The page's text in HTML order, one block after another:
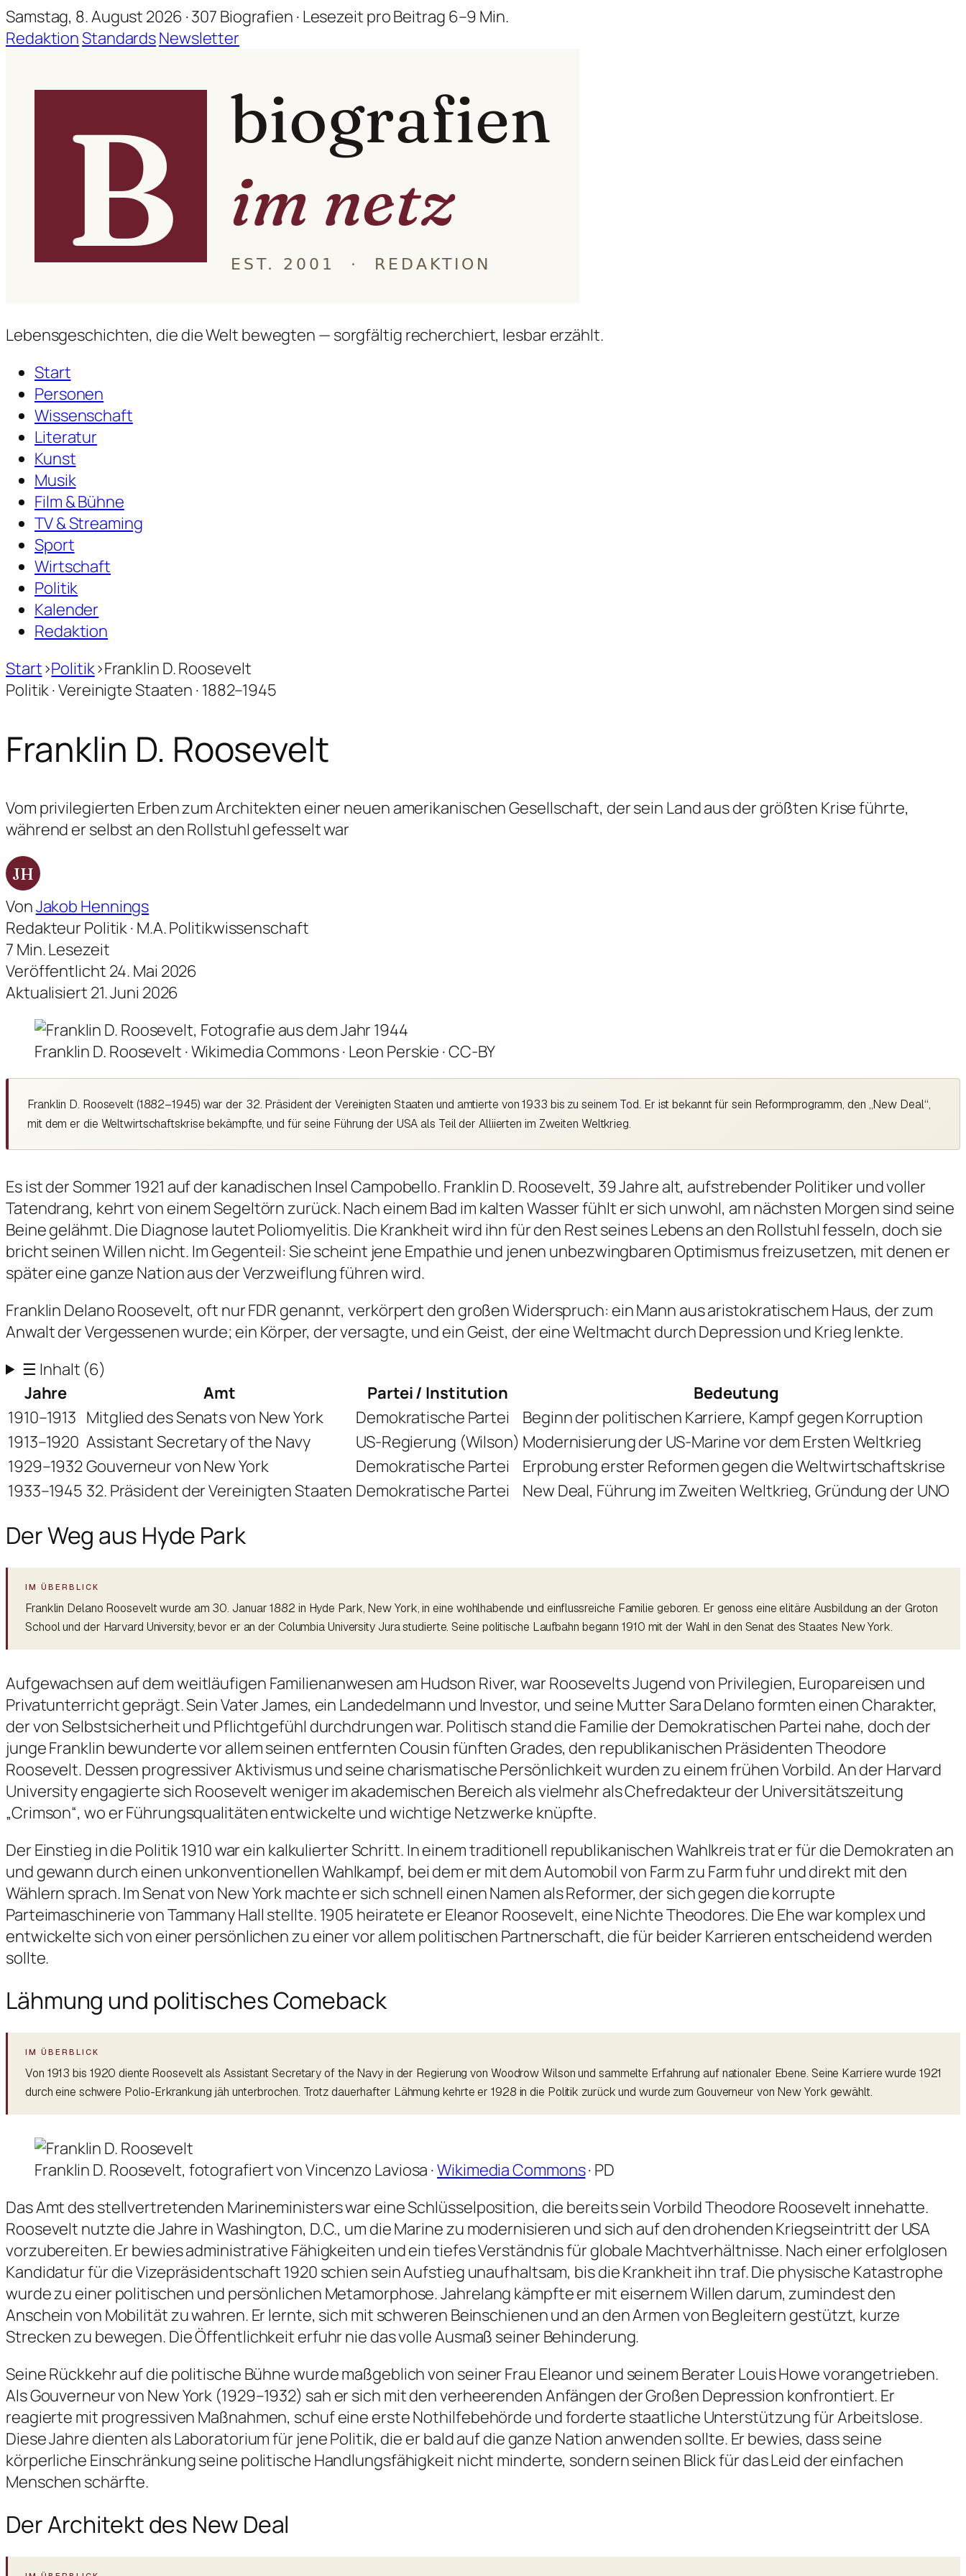
Samstag, 8. August 2026 · 307 Biografien · Lesezeit pro Beitrag 6–9 Min.
RedaktionStandardsNewsletter
Lebensgeschichten, die die Welt bewegten — sorgfältig recherchiert, lesbar erzählt.
Start
Personen
Wissenschaft
Literatur
Kunst
Musik
Film & Bühne
TV & Streaming
Sport
Wirtschaft
Politik
Kalender
Redaktion
Start›Politik›Franklin D. Roosevelt
Politik · Vereinigte Staaten · 1882–1945
Franklin D. Roosevelt
Vom privilegierten Erben zum Architekten einer neuen amerikanischen Gesellschaft, der sein Land aus der größten Krise führte,
während er selbst an den Rollstuhl gefesselt war
JH
VonJakob Hennings
Redakteur Politik · M.A. Politikwissenschaft
7 Min. Lesezeit
Veröffentlicht 24. Mai 2026
Aktualisiert 21. Juni 2026
Franklin D. Roosevelt · Wikimedia Commons · Leon Perskie · CC-BY
Franklin D. Roosevelt (1882–1945) war der 32. Präsident der Vereinigten Staaten und amtierte von 1933 bis zu seinem Tod. Er ist bekannt für sein Reformprogramm, den „New Deal“,
mit dem er die Weltwirtschaftskrise bekämpfte, und für seine Führung der USA als Teil der Alliierten im Zweiten Weltkrieg.
Es ist der Sommer 1921 auf der kanadischen Insel Campobello. Franklin D. Roosevelt, 39 Jahre alt, aufstrebender Politiker und voller
Tatendrang, kehrt von einem Segeltörn zurück. Nach einem Bad im kalten Wasser fühlt er sich unwohl, am nächsten Morgen sind seine
Beine gelähmt. Die Diagnose lautet Poliomyelitis. Die Krankheit wird ihn für den Rest seines Lebens an den Rollstuhl fesseln, doch sie
bricht seinen Willen nicht. Im Gegenteil: Sie scheint jene Empathie und jenen unbezwingbaren Optimismus freizusetzen, mit denen er
später eine ganze Nation aus der Verzweiflung führen wird.
Franklin Delano Roosevelt, oft nur FDR genannt, verkörpert den großen Widerspruch: ein Mann aus aristokratischem Haus, der zum
Anwalt der Vergessenen wurde; ein Körper, der versagte, und ein Geist, der eine Weltmacht durch Depression und Krieg lenkte.
☰ Inhalt (6)
Jahre
Amt Partei / Institution
Bedeutung
1910–1913 Mitglied des Senats von New York Demokratische Partei
Beginn der politischen Karriere, Kampf gegen Korruption
1913–1920 Assistant Secretary of the Navy US-Regierung (Wilson) Modernisierung der US-Marine vor dem Ersten Weltkrieg
1929–1932Gouverneur von New York Demokratische Partei
Erprobung erster Reformen gegen die Weltwirtschaftskrise
1933–1945 32. Präsident der Vereinigten Staaten Demokratische Partei New Deal, Führung im Zweiten Weltkrieg, Gründung der UNO
Der Weg aus Hyde Park
Franklin Delano Roosevelt wurde am 30. Januar 1882 in Hyde Park, New York, in eine wohlhabende und einflussreiche Familie geboren. Er genoss eine elitäre Ausbildung an der Groton
School und der Harvard University, bevor er an der Columbia University Jura studierte. Seine politische Laufbahn begann 1910 mit der Wahl in den Senat des Staates New York.
Aufgewachsen auf dem weitläufigen Familienanwesen am Hudson River, war Roosevelts Jugend von Privilegien, Europareisen und
Privatunterricht geprägt. Sein Vater James, ein Landedelmann und Investor, und seine Mutter Sara Delano formten einen Charakter,
der von Selbstsicherheit und Pflichtgefühl durchdrungen war. Politisch stand die Familie der Demokratischen Partei nahe, doch der
junge Franklin bewunderte vor allem seinen entfernten Cousin fünften Grades, den republikanischen Präsidenten Theodore
Roosevelt. Dessen progressiver Aktivismus und seine charismatische Persönlichkeit wurden zu einem frühen Vorbild. An der Harvard
University engagierte sich Roosevelt weniger im akademischen Bereich als vielmehr als Chefredakteur der Universitätszeitung
„Crimson“, wo er Führungsqualitäten entwickelte und wichtige Netzwerke knüpfte.
Der Einstieg in die Politik 1910 war ein kalkulierter Schritt. In einem traditionell republikanischen Wahlkreis trat er für die Demokraten an
und gewann durch einen unkonventionellen Wahlkampf, bei dem er mit dem Automobil von Farm zu Farm fuhr und direkt mit den
Wählern sprach. Im Senat von New York machte er sich schnell einen Namen als Reformer, der sich gegen die korrupte
Parteimaschinerie von Tammany Hall stellte. 1905 heiratete er Eleanor Roosevelt, eine Nichte Theodores. Die Ehe war komplex und
entwickelte sich von einer persönlichen zu einer vor allem politischen Partnerschaft, die für beider Karrieren entscheidend werden
sollte.
Lähmung und politisches Comeback
Von 1913 bis 1920 diente Roosevelt als Assistant Secretary of the Navy in der Regierung von Woodrow Wilson und sammelte Erfahrung auf nationaler Ebene. Seine Karriere wurde 1921
durch eine schwere Polio-Erkrankung jäh unterbrochen. Trotz dauerhafter Lähmung kehrte er 1928 in die Politik zurück und wurde zum Gouverneur von New York gewählt.
Franklin D. Roosevelt, fotografiert von Vincenzo Laviosa ·Wikimedia Commons· PD
Das Amt des stellvertretenden Marineministers war eine Schlüsselposition, die bereits sein Vorbild Theodore Roosevelt innehatte.
Roosevelt nutzte die Jahre in Washington, D.C., um die Marine zu modernisieren und sich auf den drohenden Kriegseintritt der USA
vorzubereiten. Er bewies administrative Fähigkeiten und ein tiefes Verständnis für globale Machtverhältnisse. Nach einer erfolglosen
Kandidatur für die Vizepräsidentschaft 1920 schien sein Aufstieg unaufhaltsam, bis die Krankheit ihn traf. Die physische Katastrophe
wurde zu einer politischen und persönlichen Metamorphose. Jahrelang kämpfte er mit eisernem Willen darum, zumindest den
Anschein von Mobilität zu wahren. Er lernte, sich mit schweren Beinschienen und an den Armen von Begleitern gestützt, kurze
Strecken zu bewegen. Die Öffentlichkeit erfuhr nie das volle Ausmaß seiner Behinderung.
Seine Rückkehr auf die politische Bühne wurde maßgeblich von seiner Frau Eleanor und seinem Berater Louis Howe vorangetrieben.
Als Gouverneur von New York (1929–1932) sah er sich mit den verheerenden Anfängen der Großen Depression konfrontiert. Er
reagierte mit progressiven Maßnahmen, schuf eine erste Nothilfebehörde und forderte staatliche Unterstützung für Arbeitslose.
Diese Jahre dienten als Laboratorium für jene Politik, die er bald auf die ganze Nation anwenden sollte. Er bewies, dass seine
körperliche Einschränkung seine politische Handlungsfähigkeit nicht minderte, sondern seinen Blick für das Leid der einfachen
Menschen schärfte.
Der Architekt des New Deal